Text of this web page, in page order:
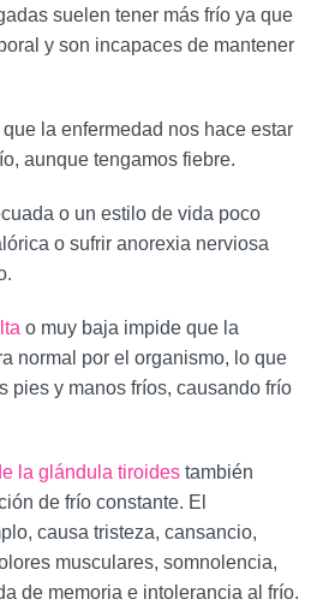
suelen tener más frío ya que
y son incapaces de mantener
la enfermedad nos hace estar
aunque tengamos fiebre.
o un estilo de vida poco
o sufrir anorexia nerviosa
o muy baja impide que la
normal por el organismo, lo que
pies y manos fríos, causando frío
la glándula tiroides también
de frío constante. El
causa tristeza, cansancio,
musculares, somnolencia,
de memoria e intolerancia al frío.